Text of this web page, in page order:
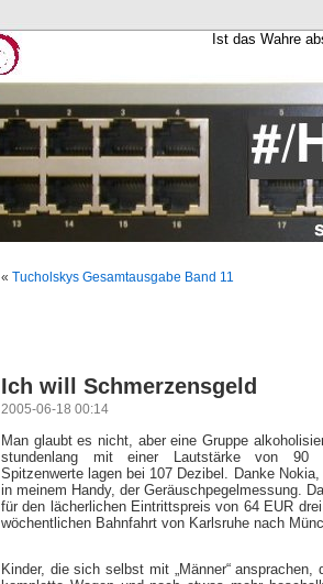
Ist das Wahre
« Tucholskys Gesamtausgabe Band 11
Ich will Schmerzensgeld
2005-06-18 00:14
Man glaubt es nicht, aber eine Gruppe
stundenlang mit einer Lautstärke von 90
Spitzenwerte lagen bei 107 Dezibel. Danke
in meinem Handy, der Geräuschpegelmessung.
für den lächerlichen Eintrittspreis von 64 EUR
wöchentlichen Bahnfahrt von Karlsruhe nach
Kinder, die sich selbst mit „Männer“